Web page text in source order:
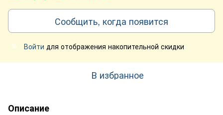
Сообщить, когда появится
% Войти для отображения накопительной скидки
В избранное
Описание